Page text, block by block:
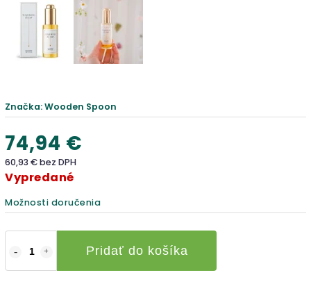
Značka:Wooden Spoon
74,94 €
60,93 € bez DPH
Vypredané
Možnosti doručenia
Pridať do košíka